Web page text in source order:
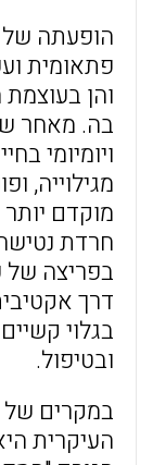
הופעתה של
פתאומית
והן
בה. מאחר
ויומיומי
מגילוייה,
מוקדם
חרדת
בפריצה של
דרך
בגלוי
ובטיפול.
במקרים
העיקרית